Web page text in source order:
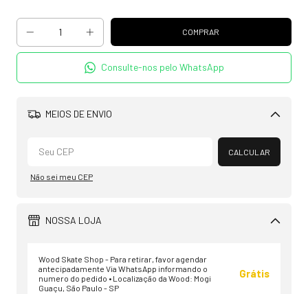
Consulte-nos pelo WhatsApp
MEIOS DE ENVIO
Alterar CEP
CALCULAR
Não sei meu CEP
NOSSA LOJA
Wood Skate Shop - Para retirar, favor agendar
antecipadamente Via WhatsApp informando o
numero do pedido • Localização da Wood: Mogi
Guaçu, São Paulo - SP
Grátis